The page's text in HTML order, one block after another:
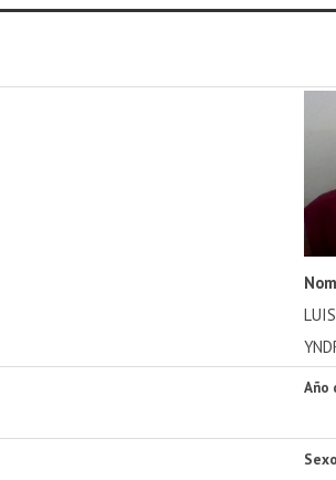
LUIS
Año
Sexo